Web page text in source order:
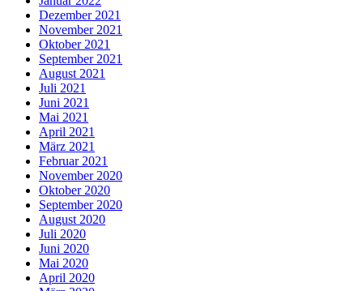
Dezember 2021
November 2021
Oktober 2021
September 2021
August 2021
Juli 2021
Juni 2021
Mai 2021
April 2021
März 2021
Februar 2021
November 2020
Oktober 2020
September 2020
August 2020
Juli 2020
Juni 2020
Mai 2020
April 2020